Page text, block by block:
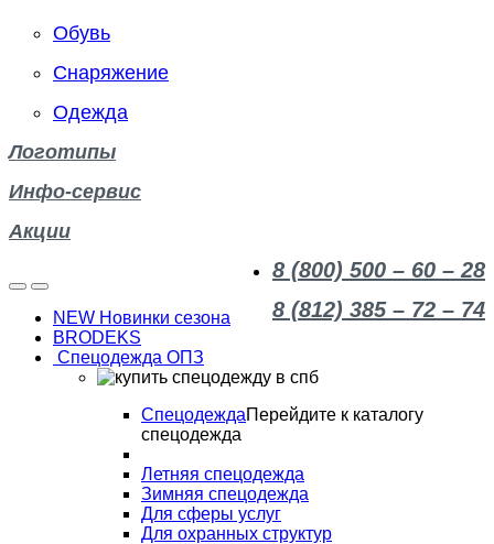
Обувь
Снаряжение
Одежда
Логотипы
Инфо-сервис
Акции
8 (800) 500 – 60 – 28
8 (812) 385 – 72 – 74
NEW Новинки сезона
BRODEKS
Спецодежда ОПЗ
СпецодеждаПерейдите к каталогу
спецодежда
Летняя спецодежда
Зимняя спецодежда
Для сферы услуг
Для охранных структур